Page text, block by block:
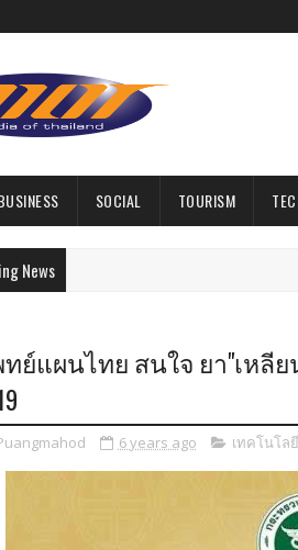
SOCIAL TOURISM
News
ย์แผนไทย สนใจ ยา"เหลี
6 years ago เทคโนโลยี